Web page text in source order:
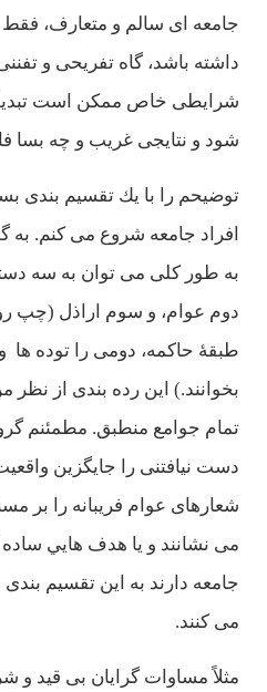
جامعه ای سالم و متعارف، فقط
داشته باشد، گاه تفريحی و
شرايطی خاص ممكن است تبديل
شود و نتایجی غريب و چه بسا
توضيحم را با يك تقسيم بندی
افراد جامعه شروع می كنم. به
به طور كلی می توان به سه
دوم عوام، و سوم اراذل (چپ
طبقۀ حاكمه، دومی را توده ها
بخوانند.) اين رده بندی از نظر
تمام جوامع منطبق. مطمئنم
دست نيافتنی را جايگزين
شعارهای عوام فريبانه را بر
می نشانند و يا هدف هايي ساده
جامعه دارند به اين تقسيم بندی
می كنند.
مثلاً مساوات گرايان بی قيد و